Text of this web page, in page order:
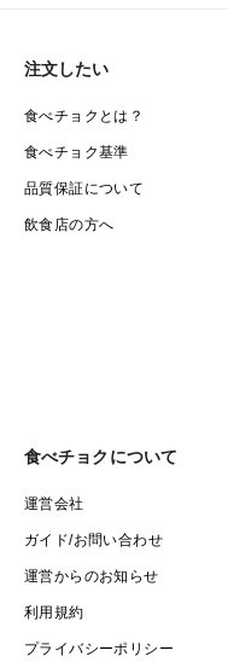
注文したい
食べチョクとは？
食べチョク基準
品質保証について
飲食店の方へ
食べチョクについて
運営会社
ガイド/お問い合わせ
運営からのお知らせ
利用規約
プライバシーポリシー